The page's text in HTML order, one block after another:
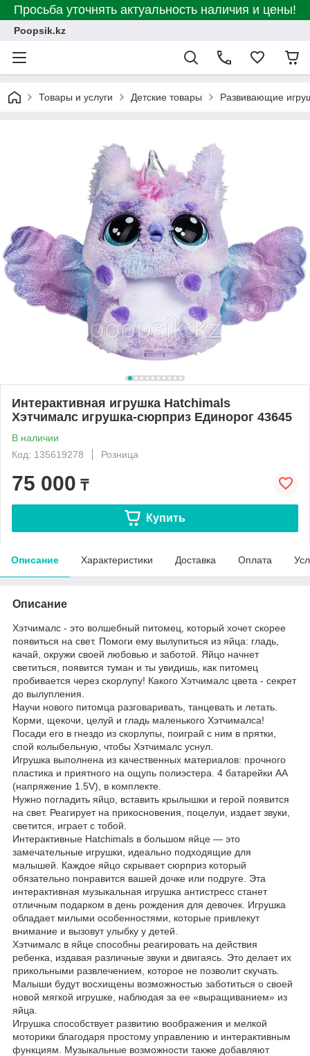
Просьба уточнять актуальность наличия и цены!
Poopsik.kz
Товары и услуги Детские товары Развивающие
Интерактивная игрушка Hatchimals
Хэтчималс игрушка-сюрприз Единорог 43645
В наличии
Код: 135619278
Розница
75 000 ₸
Купить
Описание Характеристики Доставка Оплата
Описание
Хэтчималс - это волшебный питомец, который хочет скорее
появиться на свет. Помоги ему вылупиться из яйца: гладь,
качай, окружи своей любовью и заботой. Яйцо начнет
светиться, появится туман и ты увидишь, как питомец
пробивается через скорлупу! Какого Хэтчималс цвета - секрет
до вылупления.
Научи нового питомца разговаривать, танцевать и летать.
Корми, щекочи, целуй и гладь маленького Хэтчималса!
Посади его в гнездо из скорлупы, поиграй с ним в прятки,
спой колыбельную, чтобы Хэтчималс уснул.
Игрушка выполнена из качественных материалов: прочного
пластика и приятного на ощупь полиэстера. 4 батарейки АА
(напряжение 1.5V), в комплекте.
Нужно погладить яйцо, вставить крылышки и герой появится
на свет. Реагирует на прикосновения, поцелуи, издает звуки,
светится, играет с тобой.
Интерактивные Hatchimals в большом яйце — это
замечательные игрушки, идеально подходящие для
малышей. Каждое яйцо скрывает сюрприз который
обязательно понравится вашей дочке или подруге. Эта
интерактивная музыкальная игрушка антистресс станет
отличным подарком в день рождения для девочек. Игрушка
обладает милыми особенностями, которые привлекут
внимание и вызовут улыбку у детей.
Хэтчималс в яйце способны реагировать на действия
ребенка, издавая различные звуки и двигаясь. Это делает их
прикольными развлечением, которое не позволит скучать.
Малыши будут восхищены возможностью заботиться о своей
новой мягкой игрушке, наблюдая за ее «выращиванием» из
яйца.
Игрушка способствует развитию воображения и мелкой
моторики благодаря простому управлению и интерактивным
функциям. Музыкальные возможности также добавляют